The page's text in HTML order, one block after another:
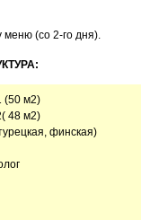
меню (со 2-го дня).
(50 м2)
48 м2)
финская)